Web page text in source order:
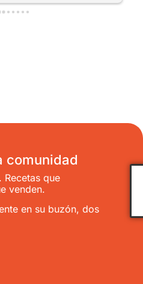
comunidad
que
venden.
en su buzón, dos